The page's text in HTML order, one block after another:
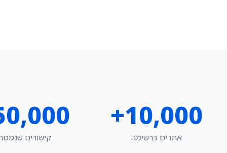
10,000+
אתרים ברשימה קישורים